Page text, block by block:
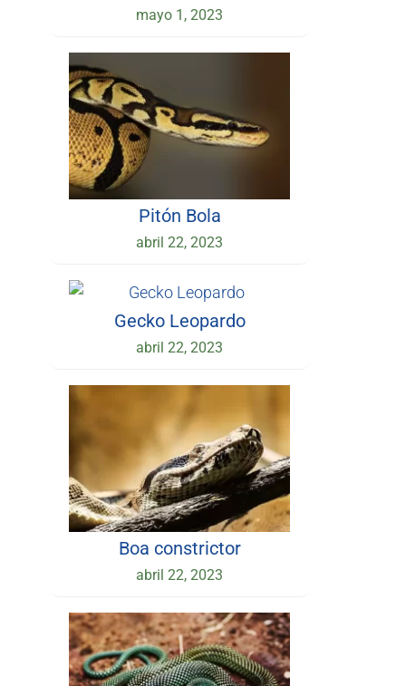
mayo 1, 2023
Pitón Bola
abril 22, 2023
Gecko Leopardo
abril 22, 2023
Boa constrictor
abril 22, 2023